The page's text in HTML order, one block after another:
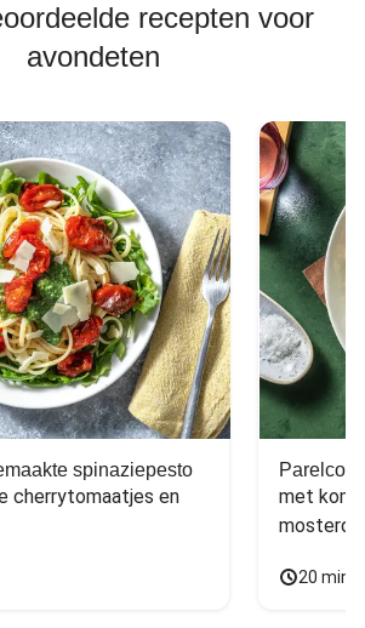
recepten voor
avondeten
spinaziepesto
cherrytomaatjes en
met
20